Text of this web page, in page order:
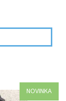
NOVINKA